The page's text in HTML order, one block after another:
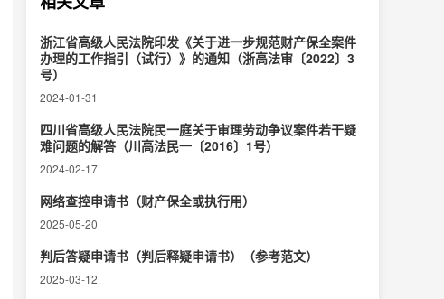
浙江省高级人民法院印发《关于进一步规范财产保全案件
办理的工作指引（试行）》的通知（浙高法审〔2022〕3
号）
2024-01-31
四川省高级人民法院民一庭关于审理劳动争议案件若干疑
难问题的解答（川高法民一〔2016〕1号）
2024-02-17
网络查控申请书（财产保全或执行用）
2025-05-20
判后答疑申请书（判后释疑申请书）（参考范文）
2025-03-12